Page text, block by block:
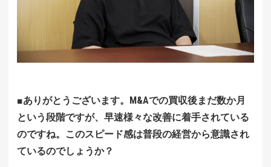
■ありがとうございます。M&Aでの買収後まだ数か月
という段階ですが、早速様々な改善に着手されている
のですね。このスピード感は普段の経営から意識され
ているのでしょうか？